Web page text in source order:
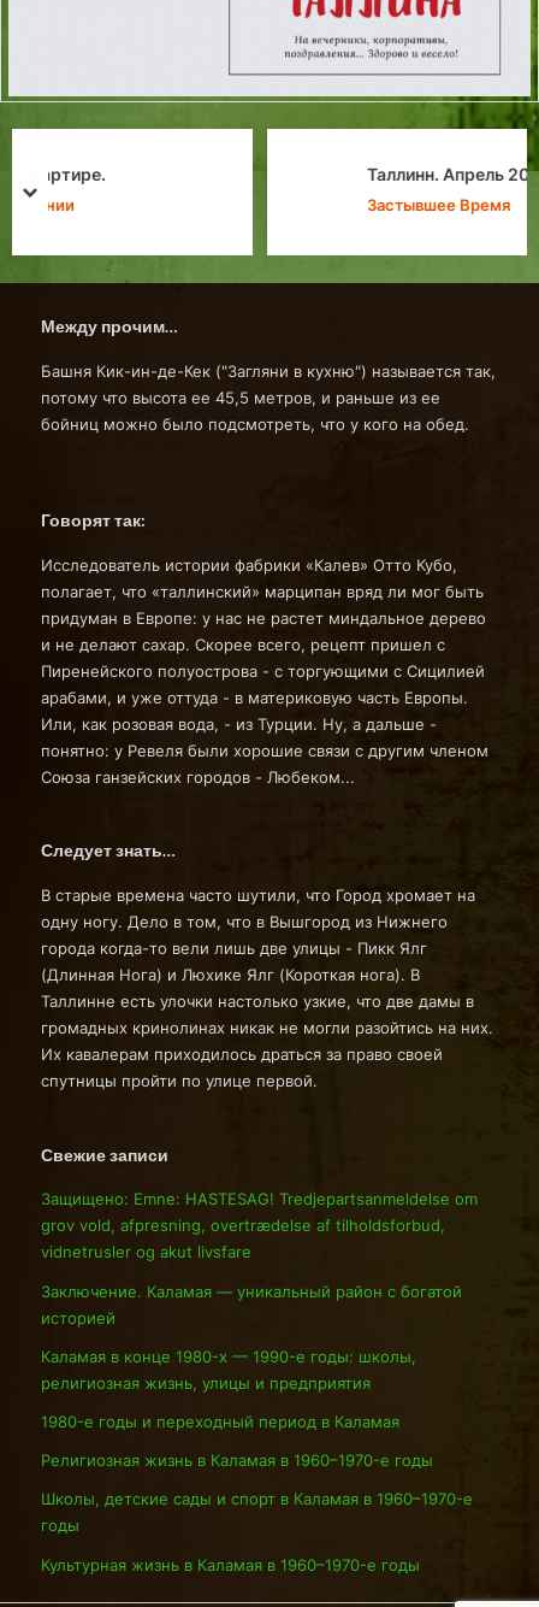
Таллинн. Апрель 2002г. Часть Первая.
prev
next
Между прочим…
Башня Кик-ин-де-Кек ("Загляни в кухню") называется так,
потому что высота ее 45,5 метров, и раньше из ее
бойниц можно было подсмотреть, что у кого на обед.
Говорят так:
Исследователь истории фабрики «Калев» Отто Кубо,
полагает, что «таллинский» марципан вряд ли мог быть
придуман в Европе: у нас не растет миндальное дерево
и не делают сахар. Скорее всего, рецепт пришел с
Пиренейского полуострова - с торгующими с Сицилией
арабами, и уже оттуда - в материковую часть Европы.
Или, как розовая вода, - из Турции. Ну, а дальше -
понятно: у Ревеля были хорошие связи с другим членом
Союза ганзейских городов - Любеком...
Следует знать…
В старые времена часто шутили, что Город хромает на
одну ногу. Дело в том, что в Вышгород из Нижнего
города когда-то вели лишь две улицы - Пикк Ялг
(Длинная Нога) и Люхике Ялг (Короткая нога). В
Таллинне есть улочки настолько узкие, что две дамы в
громадных кринолинах никак не могли разойтись на них.
Их кавалерам приходилось драться за право своей
спутницы пройти по улице первой.
Свежие записи
Защищено: Emne: HASTESAG! Tredjepartsanmeldelse om
grov vold, afpresning, overtrædelse af tilholdsforbud,
vidnetrusler og akut livsfare
Заключение. Каламая — уникальный район с богатой
историей
Каламая в конце 1980-х — 1990-е годы: школы,
религиозная жизнь, улицы и предприятия
1980-е годы и переходный период в Каламая
Религиозная жизнь в Каламая в 1960–1970-е годы
Школы, детские сады и спорт в Каламая в 1960–1970-е
годы
Культурная жизнь в Каламая в 1960–1970-е годы